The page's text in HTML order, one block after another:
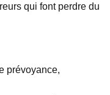
qui font perdre du
prévoyance,